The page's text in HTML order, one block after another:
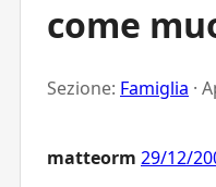
come
Sezione: Famiglia ·
matteorm 29/12/